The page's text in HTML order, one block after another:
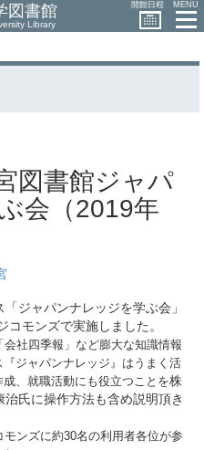
図書館
Library
開館日程 MENU
図書館ジャパ
会（2019年
ジャパンナレッジを学ぶ会」
モンズで実施しました。
社四季報」など膨大な知識情報
ジャパンナレッジ』はうまく活
、就職活動にも役立つことを株
氏に操作方法も含め説明頂き
ンズに約30名の利用者各位が参